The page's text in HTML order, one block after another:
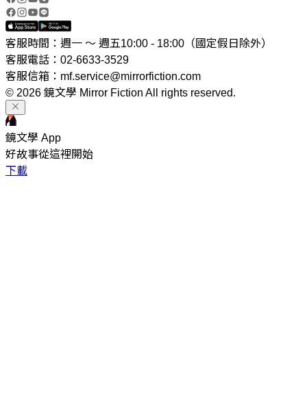
客服時間：週一 ～ 週五10:00 - 18:00（國定假日除外）
客服電話：02-6633-3529
客服信箱：mf.service@mirrorfiction.com
© 2026 鏡文學 Mirror Fiction All rights reserved.
鏡文學 App
好故事從這裡開始
下載